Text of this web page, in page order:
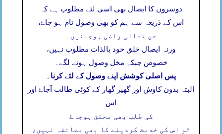
دوسروں کا ایصال بھی اسی لئے مطلوب ہے کہ
اس کے ذریعہ سے ہم کو بھی وصول تام ہو جاۓ،
حق تعالی راضی ہوجائیں۔
ورنہ ایصال خلق خود بالذات مطلوب نہیں،
خصوص جبکہ مخل وصول ہونے لگے۔
پس اصلی کوشش اپنے وصول کے لئے کرنا۔
البتہ بدون کاوش اور گھیر گھار کے کوئی طالب آجاۓ اور
اس
کی طلب بھی محقق ہوجاۓ
تو اس کی خدمت کردینے کا بھی مضائقہ نہیں،